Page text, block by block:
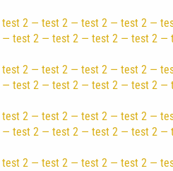
test 2 — test 2 — test 2 — test 2 —
test 2 — test 2 — test 2 — test 2
test 2 — test 2 — test 2 — test 2 —
test 2 — test 2 — test 2 — test 2
test 2 — test 2 — test 2 — test 2 —
test 2 — test 2 — test 2 — test 2
test 2 — test 2 — test 2 — test 2 —